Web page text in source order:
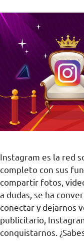
Instagram es la red
completo con sus
compartir fotos,
a dudas, se ha
conectar y dejarnos
publicitario,
conquistarnos.